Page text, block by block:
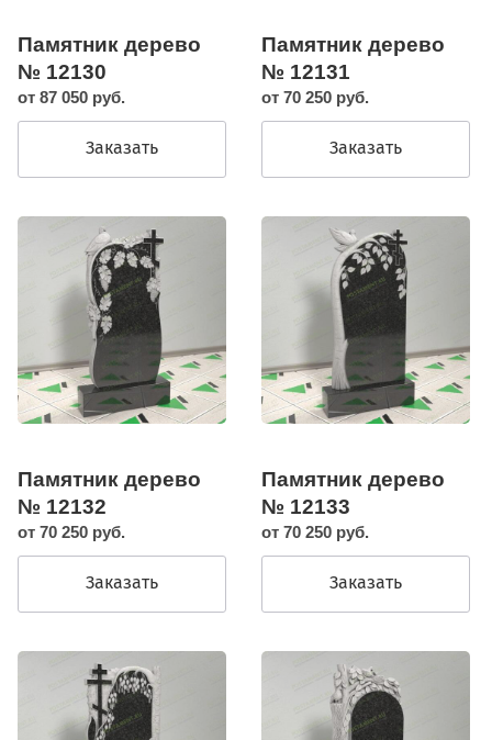
Памятник дерево
№ 12130
от 87 050 руб.
Заказать
Памятник дерево
№ 12131
от 70 250 руб.
Заказать
Памятник дерево
№ 12132
от 70 250 руб.
Заказать
Памятник дерево
№ 12133
от 70 250 руб.
Заказать